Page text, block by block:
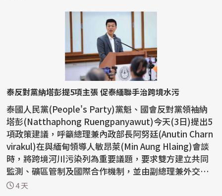
泰反對黨納塔彭提5項主張 促泰緬聯手治跨境水污
泰國人民黨(People's Party)黨魁、國會反對黨領袖納
塔彭(Natthaphong Ruengpanyawut)今天(3日)提出5
項政策建議，呼籲總理兼內政部長阿努廷(Anutin Charn
virakul)在與緬甸領導人敏昂萊(Min Aung Hlaing)會談
時，將跨境河川污染列為重要議題，要求雙方建立共同
監測、礦區管制及國際合作機制，並由副總理兼外交部
長希哈...
4 天